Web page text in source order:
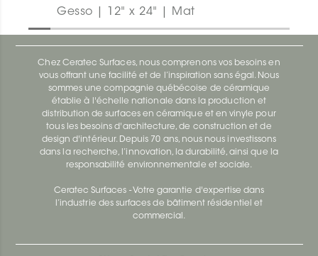
Gesso | 12" x 24" | Mat
Chez Ceratec Surfaces, nous comprenons vos besoins en
vous offrant une facilité et de l’inspiration sans égal. Nous
sommes une compagnie québécoise de céramique
établie à l'échelle nationale dans la production et
distribution de surfaces en céramique et en vinyle pour
tous les besoins d'architecture, de construction et de
design d'intérieur. Depuis 70 ans, nous nous investissons
dans la recherche, l’innovation, la durabilité, ainsi que la
responsabilité environnementale et sociale.
Ceratec Surfaces - Votre garantie d'expertise dans
l’industrie des surfaces de bâtiment résidentiel et
commercial.